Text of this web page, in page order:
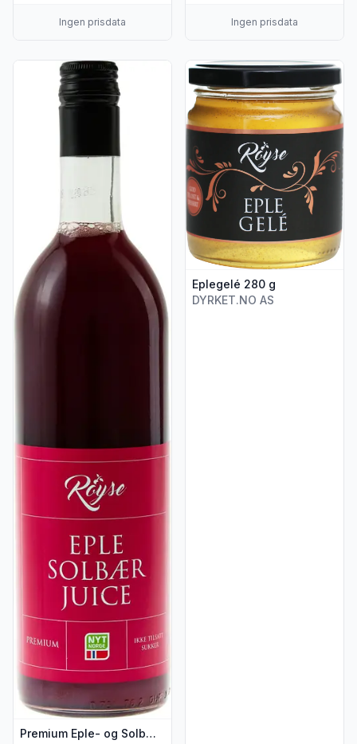
Ingen prisdata Ingen prisdata
Premium Eple- og Solbærjuice 0,75 l
Vis flere detaljer for produktet "Premium Eple- og
Eplegelé 280 g
DYRKET.NO AS
Vis flere detaljer for